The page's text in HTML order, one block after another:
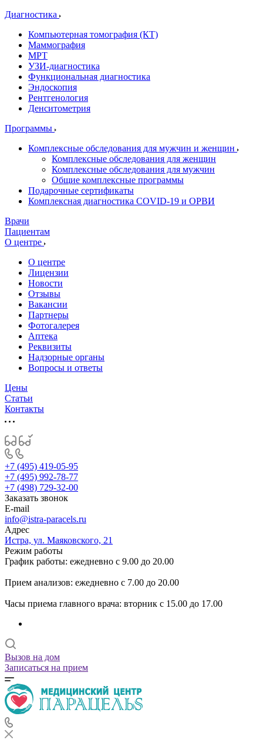
Диагностика
Компьютерная томография (КТ)
Маммография
МРТ
УЗИ-диагностика
Функциональная диагностика
Эндоскопия
Рентгенология
Денситометрия
Программы
Комплексные обследования для мужчин и женщин
Комплексные обследования для женщин
Комплексные обследования для мужчин
Общие комплексные программы
Подарочные сертификаты
Комплексная диагностика COVID-19 и ОРВИ
Врачи
Пациентам
О центре
О центре
Лицензии
Новости
Отзывы
Вакансии
Партнеры
Фотогалерея
Аптека
Реквизиты
Надзорные органы
Вопросы и ответы
Цены
Статьи
Контакты
+7 (495) 419-05-95
+7 (495) 992-78-77
+7 (498) 729-32-00
Заказать звонок
E-mail
info@istra-paracels.ru
Адрес
Истра, ул. Маяковского, 21
Режим работы
График работы: ежедневно с 9.00 до 20.00
Прием анализов: ежедневно с 7.00 до 20.00
Часы приема главного врача: вторник с 15.00 до 17.00
Вызов на дом
Записаться на прием